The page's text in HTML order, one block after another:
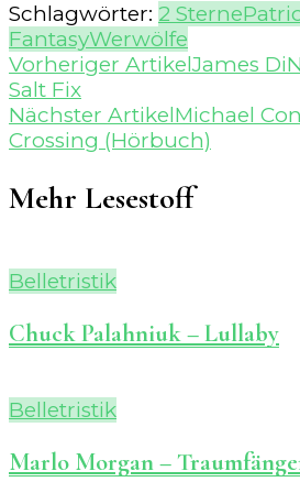
Schlagwörter: 2 Sterne
FantasyWerwölfe
Vorheriger ArtikelJames
Salt Fix
Nächster ArtikelMichael
Crossing (Hörbuch)
Mehr Lesestoff
Belletristik
Chuck Palahniuk – Lullaby
Belletristik
Marlo Morgan –